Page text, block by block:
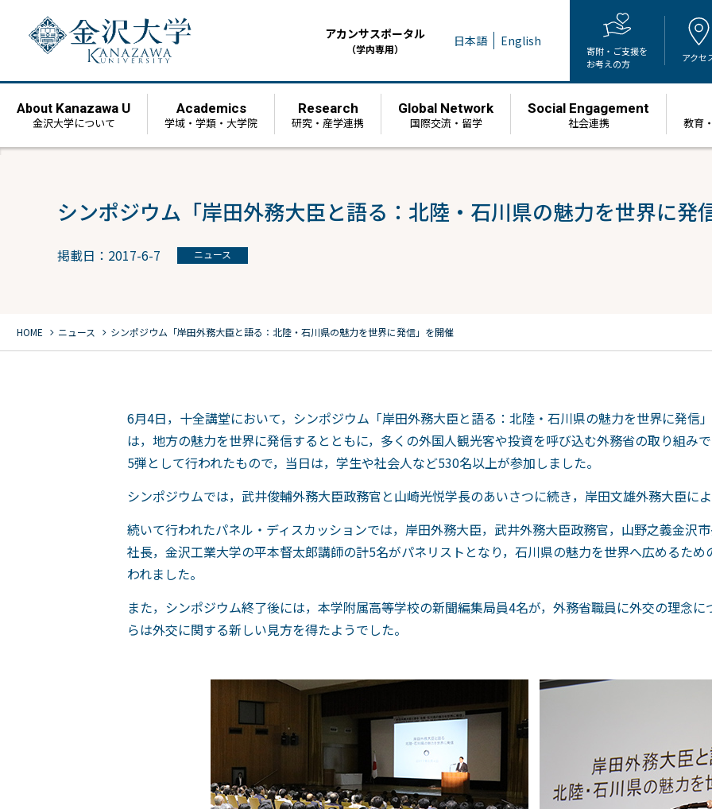
アカンサスポータル
（学内専用） 日本語 English
寄附・ご支援を
お考えの方
アクセ
About Kanazawa U
金沢大学について
Academics
学域・学類・大学院
Research
研究・産学連携
Global Network
国際交流・留学
Social Engagement
社会連携 教育
シンポジウム「岸田外務大臣と語る：北陸・石川県の魅力を世界に発
掲載日：2017-6-7 ニュース
HOME chevron_right ニュース chevron_right シンポジウム「岸田外務大臣と語る：北陸・石川県の魅力を世界に発信」を開催
6月4日，十全講堂において，シンポジウム「岸田外務大臣と語る：北陸・石川県の魅力を世界に発信
は，地方の魅力を世界に発信するとともに，多くの外国人観光客や投資を呼び込む外務省の取り組み
5弾として行われたもので，当日は，学生や社会人など530名以上が参加しました。
シンポジウムでは，武井俊輔外務大臣政務官と山崎光悦学長のあいさつに続き，岸田文雄外務大臣に
続いて行われたパネル・ディスカッションでは，岸田外務大臣，武井外務大臣政務官，山野之義金沢
社長，金沢工業大学の平本督太郎講師の計5名がパネリストとなり，石川県の魅力を世界へ広めるた
われました。
また，シンポジウム終了後には，本学附属高等学校の新聞編集局員4名が，外務省職員に外交の理念
らは外交に関する新しい見方を得たようでした。